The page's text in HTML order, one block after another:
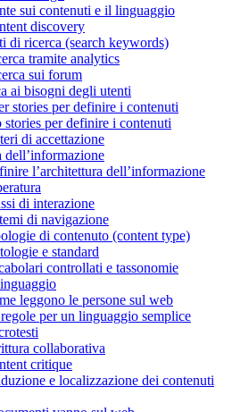
sui contenuti e il linguaggio
discovery
di ricerca (search keywords)
tramite analytics
sui forum
ai bisogni degli utenti
stories per definire i contenuti
stories per definire i contenuti
di accettazione
l’architettura dell’informazione
di interazione
di navigazione
di contenuto (content type)
e standard
controllati e tassonomie
leggono le persone sul web
per un linguaggio semplice
collaborativa
critique
e localizzazione dei contenuti